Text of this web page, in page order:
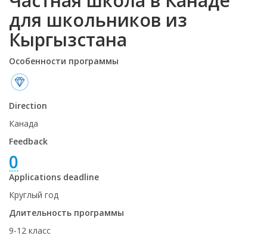
для школьников из
Кыргызстана
Особенности программы
Direction
Канада
Feedback
0
Applications deadline
Круглый год
Длительность программы
9-12 класс